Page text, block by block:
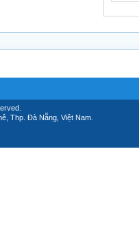
Thp. Đà Nẵng, Việt Nam.